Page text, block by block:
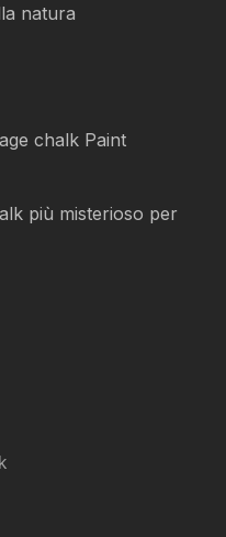
natura
chalk Paint
più misterioso per